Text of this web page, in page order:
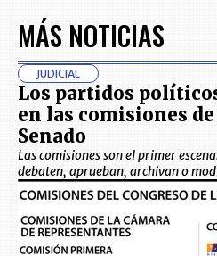
MÁS NOTICIAS
JUDICIAL
Los partidos
en las comisiones
Senado
Las comisiones son el primer
debaten, aprueban, archivan o